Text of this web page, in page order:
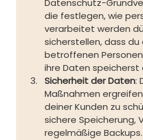
die festlegen, wie
verarbeitet werden
sicherstellen, dass du
betroffenen
ihre Daten
Sicherheit der Daten:
Maßnahmen
deiner Kunden zu
sichere Speicherung,
regelmäßige